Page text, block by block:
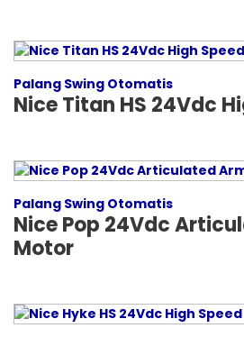
Palang Swing Otomatis
Nice Titan HS 24Vdc
Palang Swing Otomatis
Nice Pop 24Vdc
Motor